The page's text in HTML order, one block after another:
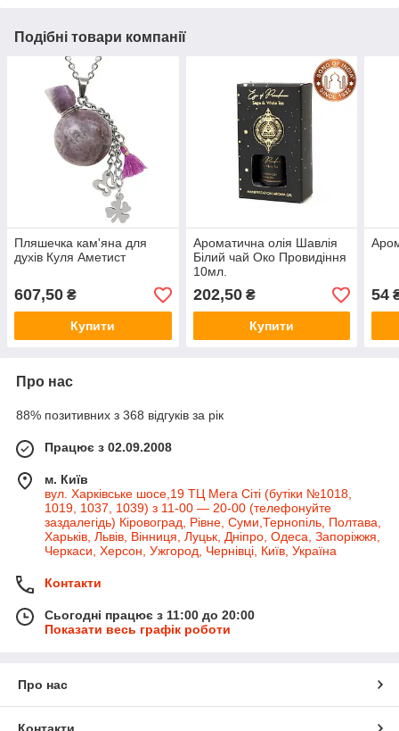
Подібні товари компанії
Пляшечка кам'яна для
духів Куля Аметист
607,50 ₴
Купити
Ароматична олія Шавлія
Білий чай Око Провидіння
10мл.
202,50₴
Купити
54
Про нас
88% позитивних з 368 відгуків за рік
Працює з 02.09.2008
м. Київ
вул. Харківське шосе,19 ТЦ Мега Сіті (бутіки №1018,
1019, 1037, 1039) з 11-00 — 20-00 (телефонуйте
заздалегідь) Кіровоград, Рівне, Суми,Тернопіль, Полтава,
Харьків, Львів, Вінниця, Луцьк, Дніпро, Одеса, Запоріжжя,
Черкаси, Херсон, Ужгород, Чернівці, Київ, Україна
Контакти
Сьогодні працює з 11:00 до 20:00
Показати весь графік роботи
Про нас